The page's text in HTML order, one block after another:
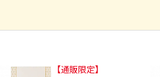
【通販限定】